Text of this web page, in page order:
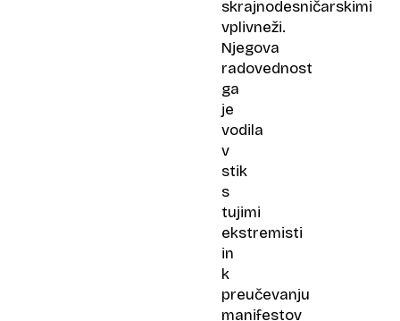
skrajnodesničarskimi
vplivneži.
Njegova
radovednost
ga
je
vodila
v
stik
s
tujimi
ekstremisti
in
k
preučevanju
manifestov